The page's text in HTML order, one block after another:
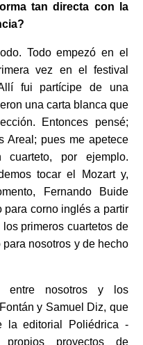
tan directa con la
Todo empezó en el
vez en el festival
fui partícipe de una
una carta blanca que
Entonces pensé;
Areal; pues me apetece
por ejemplo.
tocar el Mozart y,
Fernando Buide
para corno inglés a partir
primeros cuartetos de
nosotros y de hecho
entre nosotros y los
y Samuel Diz, que
la editorial Poliédrica -
proyectos de